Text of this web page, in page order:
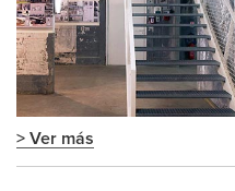
> Ver más